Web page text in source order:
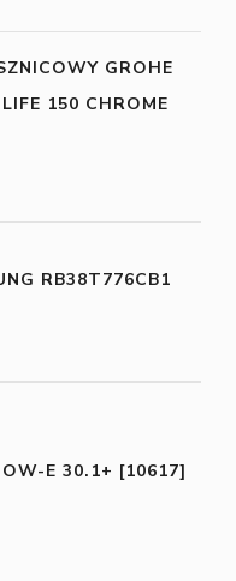
GROHE
150 CHROME
RB38T776CB1
E 30.1+ [10617]